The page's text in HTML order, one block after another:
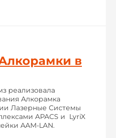
в
реализовала
Алкорамка
Лазерные Системы
APACS и LyriX
AAM-LAN.